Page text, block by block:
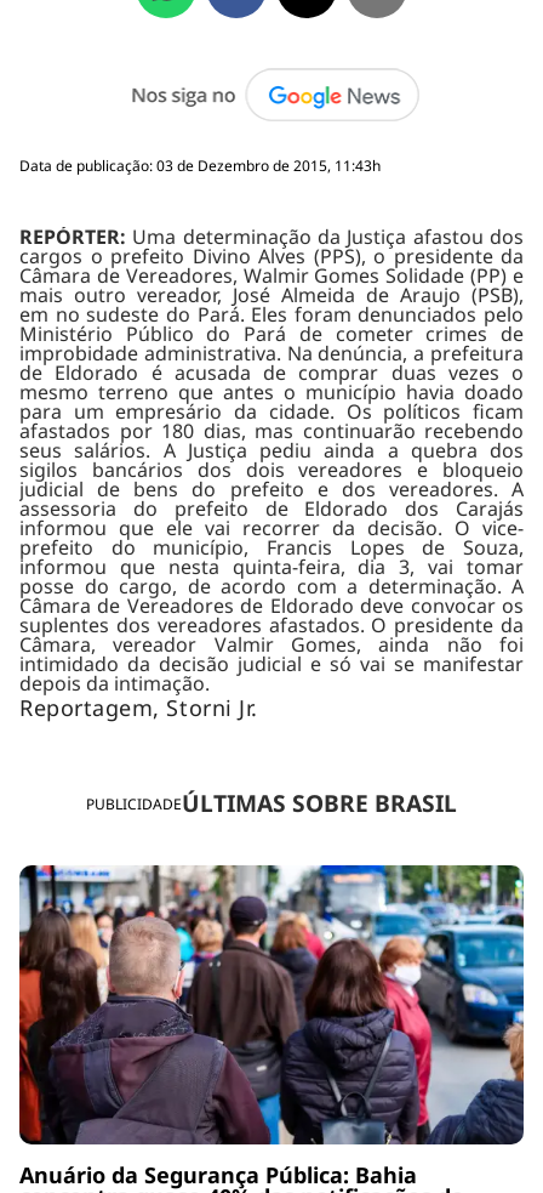
PUBLICIDADEÚLTIMAS SOBRE BRASIL
Anuário da Segurança Pública: Bahia
Data de publicação: 03 de Dezembro de 2015, 11:43h
REPÓRTER: Uma determinação da Justiça afastou dos
cargos o prefeito Divino Alves (PPS), o presidente da
Câmara de Vereadores, Walmir Gomes Solidade (PP) e
mais outro vereador, José Almeida de Araujo (PSB),
em no sudeste do Pará. Eles foram denunciados pelo
Ministério Público do Pará de cometer crimes de
improbidade administrativa. Na denúncia, a prefeitura
de Eldorado é acusada de comprar duas vezes o
mesmo terreno que antes o município havia doado
para um empresário da cidade. Os políticos ficam
afastados por 180 dias, mas continuarão recebendo
seus salários. A Justiça pediu ainda a quebra dos
sigilos bancários dos dois vereadores e bloqueio
judicial de bens do prefeito e dos vereadores. A
assessoria do prefeito de Eldorado dos Carajás
informou que ele vai recorrer da decisão. O vice-
prefeito do município, Francis Lopes de Souza,
informou que nesta quinta-feira, dia 3, vai tomar
posse do cargo, de acordo com a determinação. A
Câmara de Vereadores de Eldorado deve convocar os
suplentes dos vereadores afastados. O presidente da
Câmara, vereador Valmir Gomes, ainda não foi
intimidado da decisão judicial e só vai se manifestar
depois da intimação.
Reportagem, Storni Jr.